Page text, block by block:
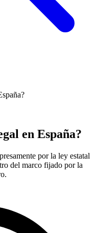
en España?
por la ley estatal
del marco fijado por la